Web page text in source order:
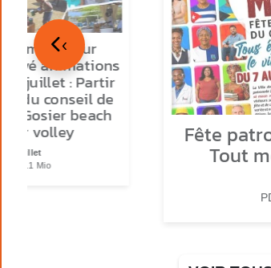
en images sur
animations
18 juillet : Partir
du conseil de
Gosier beach
volley
23 juillet
PDF - 5.1 Mio
Fête
Tout
‹